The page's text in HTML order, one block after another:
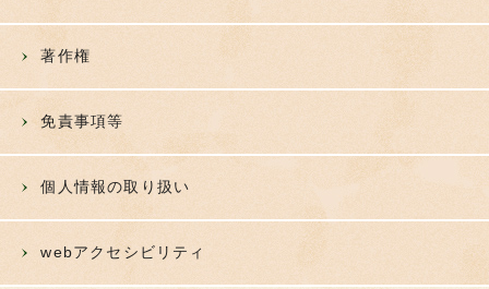
著作権
免責事項等
個人情報の取り扱い
webアクセシビリティ